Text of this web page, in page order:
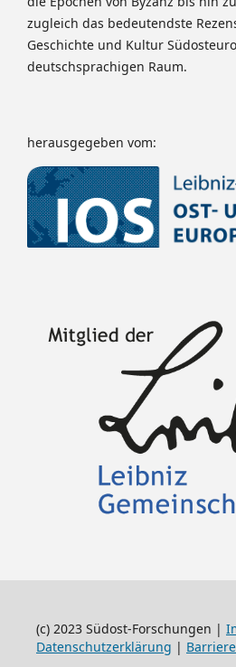
zugleich das bedeutendste
Geschichte und Kultur
deutschsprachigen Raum.
herausgegeben vom:
(c) 2023 Südost-Forschungen |
Datenschutzerklärung |